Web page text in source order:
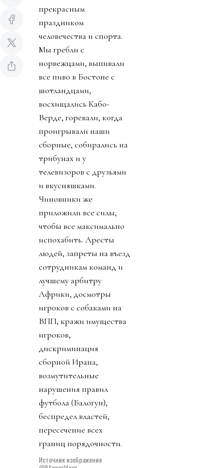
Источник изображения AP Photo
Чемпионат мира по
футболу завершен.
Люди сделали его
прекрасным
праздником
человечества и спорта.
Мы гребли с
норвежцами, выпивали
все пиво в Бостоне с
шотландцами,
восхищались Кабо-
Верде, горевали, когда
проигрывали наши
сборные, собирались на
трибунах и у
телевизоров с друзьями
и вкусняшками.
Чиновники же
приложили все силы,
чтобы все максимально
испохабить. Аресты
людей, запреты на въезд
сотрудникам команд и
лучшему арбитру
Африки, досмотры
игроков с собаками на
ВПП, кражи имущества
игроков,